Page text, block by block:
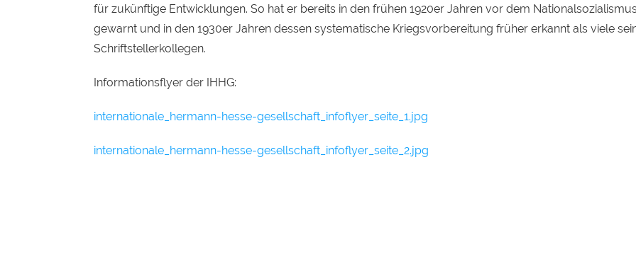
für zukünftige Entwicklungen. So hat er bereits in den frühen 1920er Jahren vor dem
gewarnt und in den 1930er Jahren dessen systematische Kriegsvorbereitung früher erkannt als viele
Schriftstellerkollegen.
Informationsflyer der IHHG:
internationale_hermann-hesse-gesellschaft_infoflyer_seite_1.jpg
internationale_hermann-hesse-gesellschaft_infoflyer_seite_2.jpg